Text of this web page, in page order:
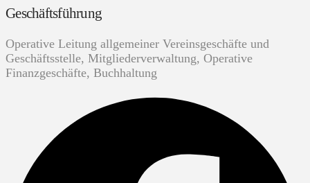
Geschäftsführung
Operative Leitung allgemeiner Vereinsgeschäfte und
Geschäftsstelle, Mitgliederverwaltung, Operative
Finanzgeschäfte, Buchhaltung